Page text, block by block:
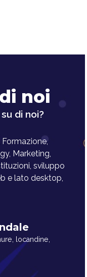
noi
di noi?
Marketing,
sviluppo
e lato desktop,
locandine,